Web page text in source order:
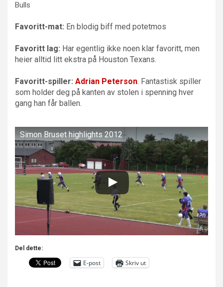
Bulls
Favoritt-mat: En blodig biff med potetmos
Favoritt lag: Har egentlig ikke noen klar favoritt, men
heier alltid litt ekstra på Houston Texans.
Favoritt-spiller: Adrian Peterson. Fantastisk spiller
som holder deg på kanten av stolen i spenning hver
gang han får ballen.
Simon Bruset highlights 2012
Del dette:
E-post Skriv ut